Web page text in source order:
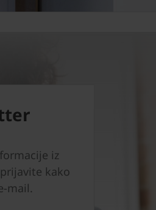
iz
kako
mail.